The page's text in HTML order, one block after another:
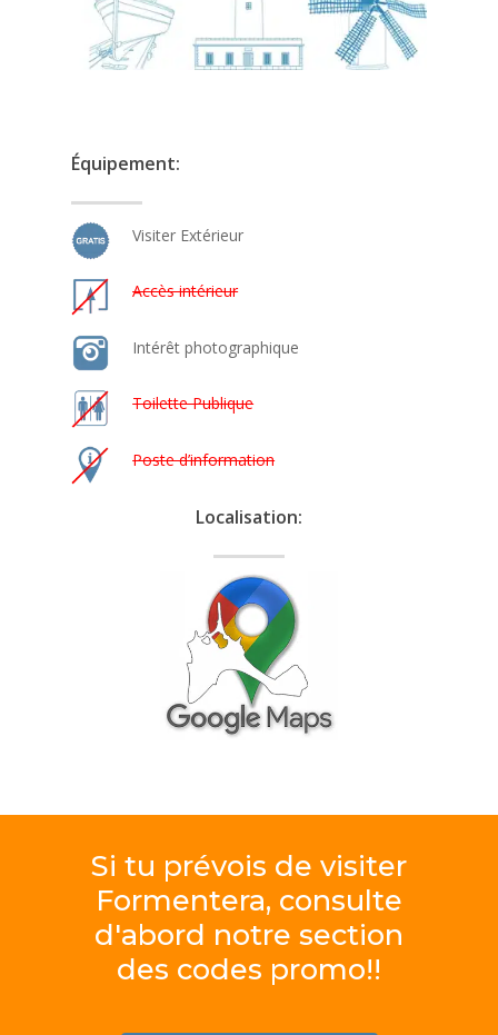
Équipement:
Visiter Extérieur
Accès intérieur
Intérêt photographique
Toilette Publique
Poste d’information
Localisation:
Si tu prévois de visiter
Formentera, consulte
d'abord notre section
des codes promo!!